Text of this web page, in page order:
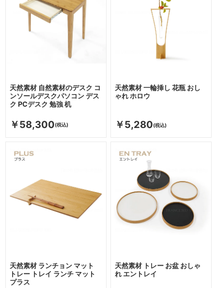
天然素材 自然素材のデスク コ
ンソールデスクパソコン デス
ク PCデスク 勉強 机
￥58,300
天然素材 一輪挿し 花瓶 おし
ゃれ ホロウ
￥5,280
天然素材 ランチョン マット
トレー トレイ ランチ マット
プラス
天然素材 トレー お盆 おしゃ
れ エントレイ